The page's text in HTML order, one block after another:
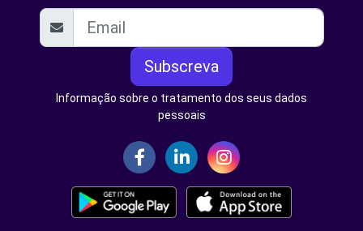
Subscreva
Informação sobre o tratamento dos seus dados
pessoais